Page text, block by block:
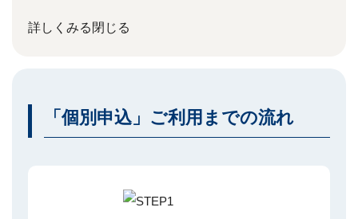
詳しくみる 閉じる
「個別申込」ご利用までの流れ